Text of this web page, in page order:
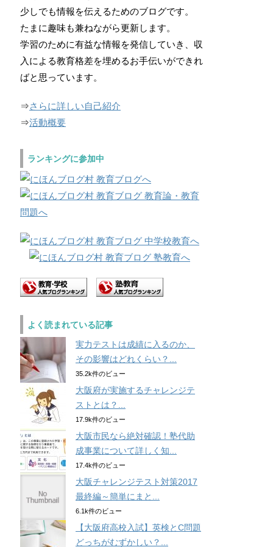
少しでも情報を伝えるためのブログです。
たまに趣味も兼ねながら更新します。
学習のために有益な情報を発信していき、収
入による教育格差を埋めるお手伝いができれ
ばと思っています。
⇒さらに詳しい自己紹介
⇒活動概要
ランキングに参加中
よく読まれている記事
実力テストは成績に入るのか、
その影響はどれくらい？...
35.2k件のビュー
大阪府が実施するチャレンジテ
ストとは？...
17.9k件のビュー
大阪市民なら絶対確認！塾代助
成事業について詳しく知...
17.4k件のビュー
大阪チャレンジテスト対策2017
最終編～簡単にまと...
6.1k件のビュー
【大阪府高校入試】英検とC問題
どっちがむずかしい？...